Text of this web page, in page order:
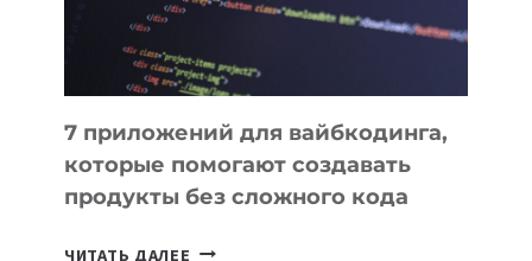
7 приложений для вайбкодинга,
которые помогают создавать
продукты без сложного кода
ЧИТАТЬ ДАЛЕЕ 7